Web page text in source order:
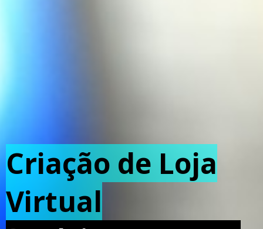
Criação de Loja
Virtual